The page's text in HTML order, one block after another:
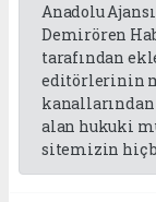
Anadolu
Demirören
tarafından
editörlerinin
alan hukuki
sitemizin hiç